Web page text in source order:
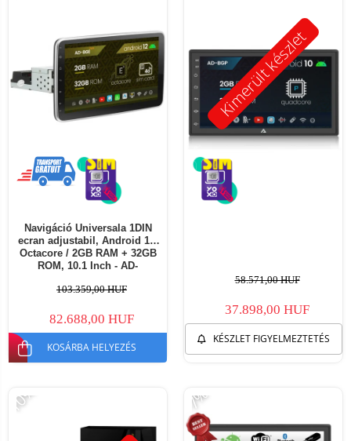
Navigáció Universala 1DIN
ecran adjustabil, Android 12,
Octacore / 2GB RAM + 32GB
ROM, 10.1 Inch - AD-
103.359,00 HUF
82.688,00 HUF
KOSÁRBA HELYEZÉS
Kimerült készlet
58.571,00 HUF
37.898,00 HUF
KÉSZLET FIGYELMEZTETÉS
-10% -7%